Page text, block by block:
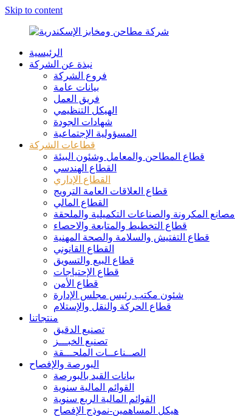
Skip to content
شركة
الإسكندرية
الرئيسية
نبذة عن الشركة
فروع الشركة
بيانات عامة
فريق العمل
الهيكل التنظيمي
شهادات الجودة
المسؤولية الإجتماعية
قطاعات الشركة
قطاع المطاحن والمعامل وشئون البيئة
القطاع الهندسي
القطاع الإداري
قطاع العلاقات العامة الترويج
القطاع المالي
مصانع المكرونة والصناعات التكميلية والملحقة
قطاع التخطيط والمتابعة والاحصاء
قطاع التفتيش والسلامة والصحة المهنية
القطاع القانوني
قطاع البيع والتسويق
قطاع الإحتياجات
قطاع الأمن
شئون مكتب رئيس مجلس الإدارة
قطاع الحركة والنقل والإستلام
منتجاتنا
تصنيع الدقيق
تصنيع الخبـــز
الصــناعــات الملحـــقة
البورصة والإفصاح
بيانات القيد بالبورصة
القوائم المالية سنوية
القوائم المالية الربع سنوية
هيكل المساهمين-نموذج الإفصاح